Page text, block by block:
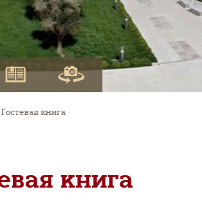
Гостевая книга
книга